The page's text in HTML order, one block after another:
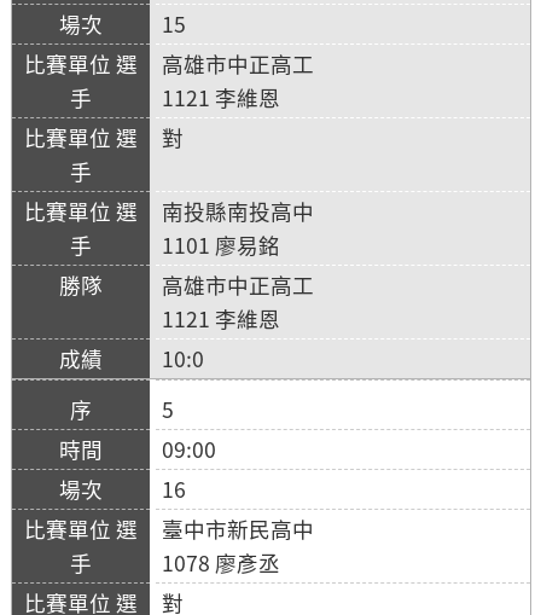
15
高雄市中正高工
1121 李維恩
對
南投縣南投高中
1101 廖易銘
高雄市中正高工
1121 李維恩
10:0
5
09:00
16
臺中市新民高中
1078 廖彥丞
對